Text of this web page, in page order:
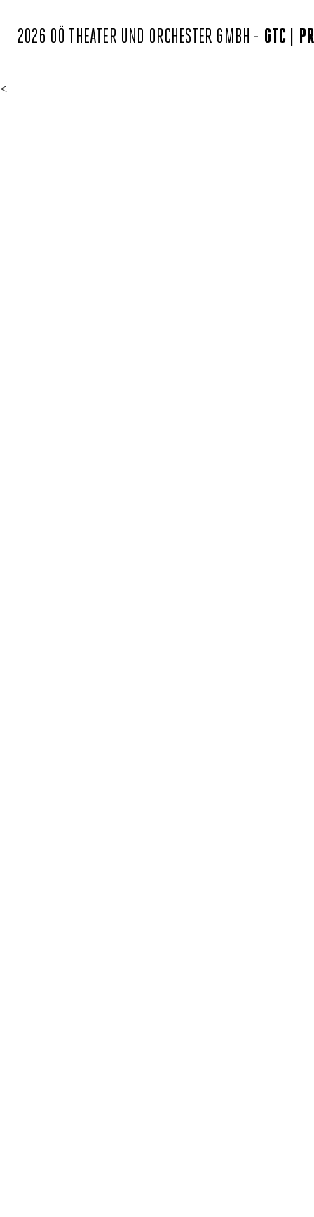
2026 OÖ THEATER UND ORCHESTER GMBH - GTC
<